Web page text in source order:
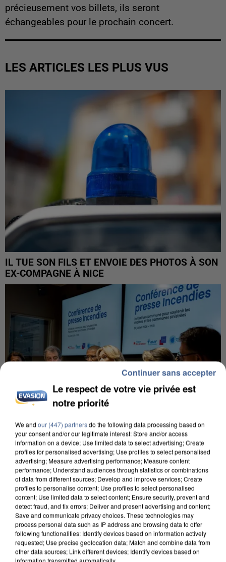
précieusement vos billets, ils seront
échangeables pour le prochain concert.
LES ARTICLES LES PLUS VUS
IL TUE SON FILS ET ENVOIE DES PHOTOS À SON
EX-COMPAGNE À NICE
INCENDIES : L’ÎLE-DE-FRANCE LANCE UN ÉLAN
DE SOLIDARITÉ AVEC LES...
Le respect de votre vie privée est
notre priorité
We and our (447) partnersdo the following data processing based on
your consent and/or our legitimate interest: Store and/or access
information on a device; Use limited data to select advertising; Create
profiles for personalised advertising; Use profiles to select personalised
advertising; Measure advertising performance; Measure content
performance; Understand audiences through statistics or combinations
of data from different sources; Develop and improve services; Create
profiles to personalise content; Use profiles to select personalised
content; Use limited data to select content; Ensure security, prevent and
detect fraud, and fix errors; Deliver and present advertising and content;
Save and communicate privacy choices. These technologies may
process personal data such as IP address and browsing data to offer
following functionalities: Identify devices based on information actively
requested; Use precise geolocation data; Match and combine data from
other data sources; Link different devices; Identify devices based on
information transmitted automatically.
Continuer sans accepter